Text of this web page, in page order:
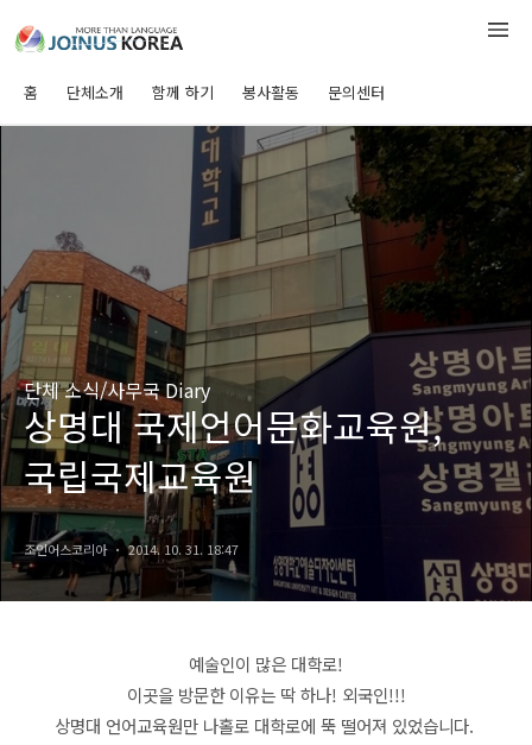
홈 단체소개 함께 하기 봉사활동 문의센터
단체 소식/사무국 Diary
상명대 국제언어문화교육원,
국립국제교육원
조인어스코리아 2014. 10. 31. 18:47
예술인이 많은 대학로!
이곳을 방문한 이유는 딱 하나! 외국인!!!
상명대 언어교육원만 나홀로 대학로에 뚝 떨어져 있었습니다.